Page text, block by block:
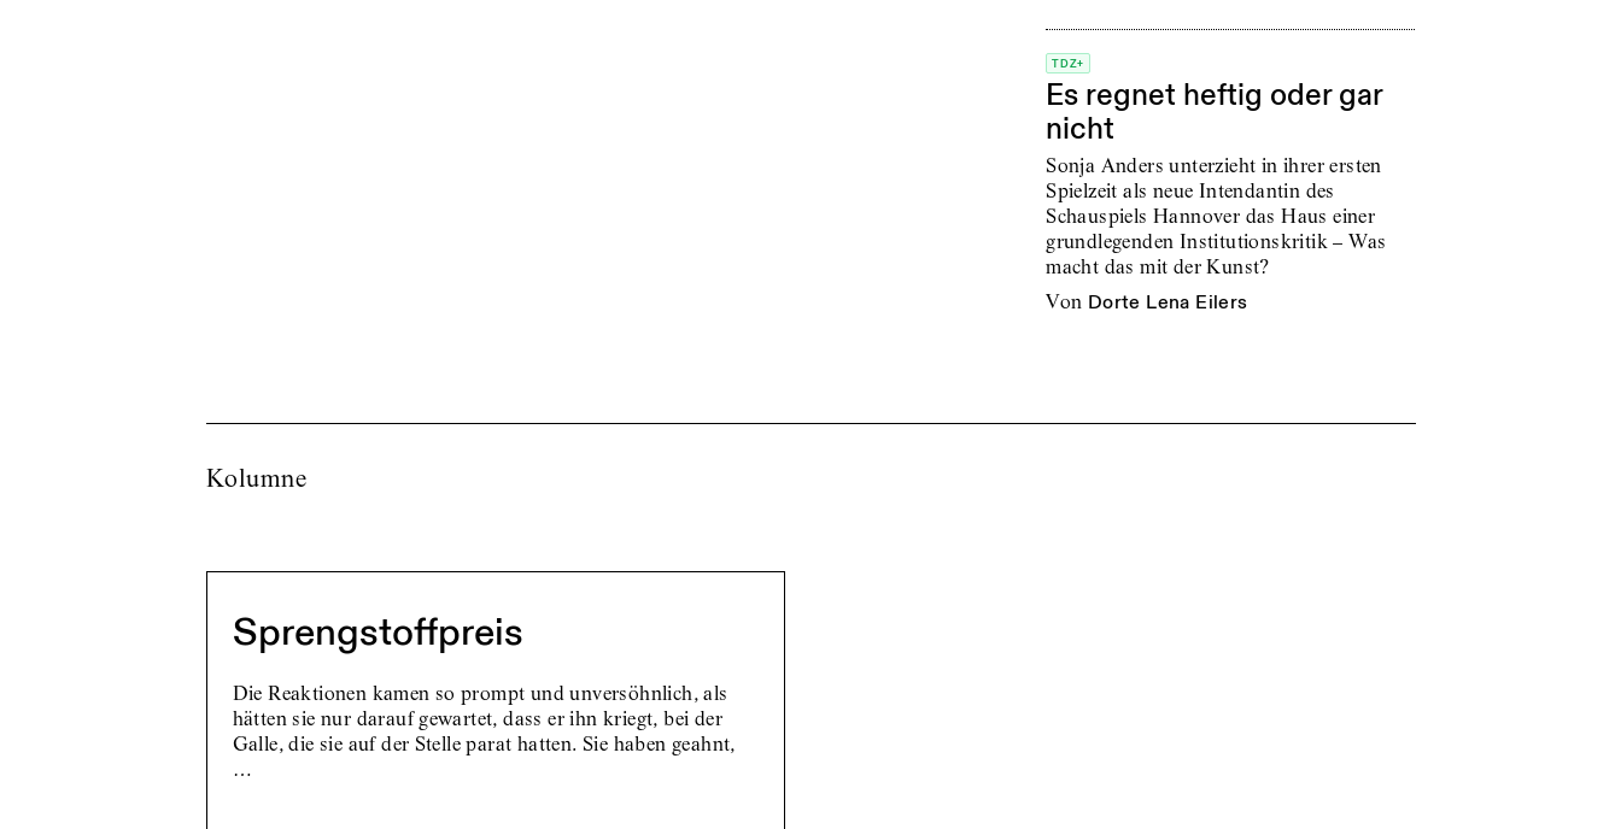
TDZ+
Es regnet heftig oder gar
nicht
Sonja Anders unterzieht in ihrer ersten
Spielzeit als neue Intendantin des
Schauspiels Hannover das Haus einer
grundlegenden Institutionskritik – Was
macht das mit der Kunst?
von Dorte Lena Eilers
Kolumne
Sprengstoffpreis
Die Reaktionen kamen so prompt und unversöhnlich, als
hätten sie nur darauf gewartet, dass er ihn kriegt, bei der
Galle, die sie auf der Stelle parat hatten. Sie haben geahnt,
…